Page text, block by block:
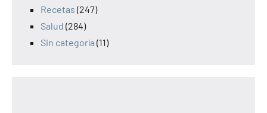
Recetas (247)
Salud (284)
Sin categoría (11)